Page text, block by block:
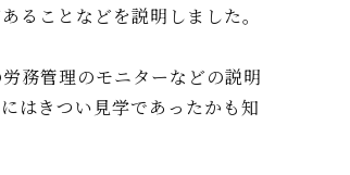
ることなどを説明しました。
務管理のモニターなどの説明
はきつい見学であったかも知